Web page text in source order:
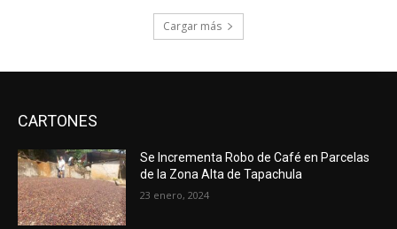
Cargar más
CARTONES
Se Incrementa Robo de Café en Parcelas
de la Zona Alta de Tapachula
23 enero, 2024